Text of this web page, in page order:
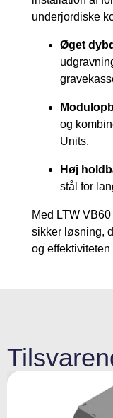
underjordiske
Øget
og
Units.
Høj
stål for
Med LTW
sikker løsning,
og